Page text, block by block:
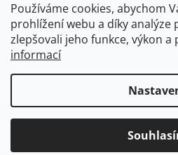
Používáme cookies, abychom
prohlížení webu a díky analýze
zlepšovali jeho funkce, výkon a
informací
Copyright 2026ZETRA -
práva vyhrazena.Upravit